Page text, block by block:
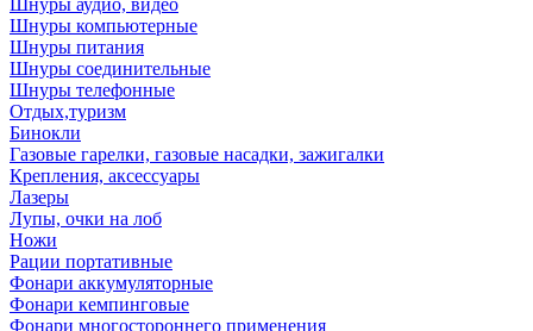
Шнуры аудио, видео
Шнуры компьютерные
Шнуры питания
Шнуры соединительные
Шнуры телефонные
Отдых,туризм
Бинокли
Газовые гарелки, газовые насадки, зажигалки
Крепления, аксессуары
Лазеры
Лупы, очки на лоб
Ножи
Рации портативные
Фонари аккумуляторные
Фонари кемпинговые
Фонари многостороннего применения